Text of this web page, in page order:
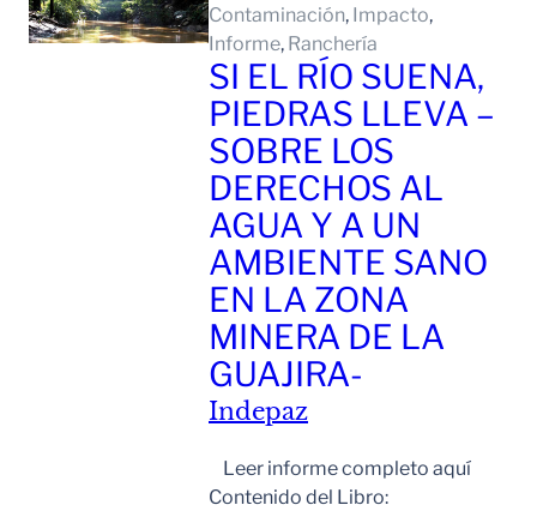
Contaminación, Impacto
Informe, Ranchería
SI EL RÍO SUENA,
PIEDRAS LLEVA –
SOBRE LOS
DERECHOS AL
AGUA Y A UN
AMBIENTE SANO
EN LA ZONA
MINERA DE LA
GUAJIRA-
Indepaz
Leer informe completo aquí
Contenido del Libro: